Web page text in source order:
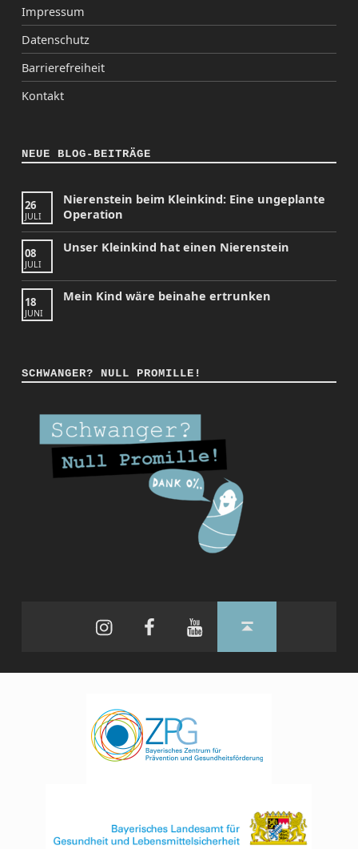
Impressum
Datenschutz
Barrierefreiheit
Kontakt
NEUE BLOG-BEITRÄGE
26
JULI
Nierenstein beim Kleinkind: Eine ungeplante
Operation
08
JULI
Unser Kleinkind hat einen Nierenstein
18
JUNI
Mein Kind wäre beinahe ertrunken
SCHWANGER? NULL PROMILLE!
FacebookYouTubeBack to top ↑